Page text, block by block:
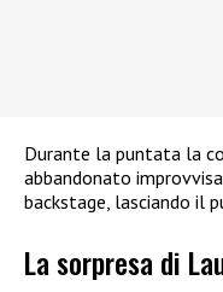
Durante la puntata la
abbandonato
backstage, lasciando il
La sorpresa di